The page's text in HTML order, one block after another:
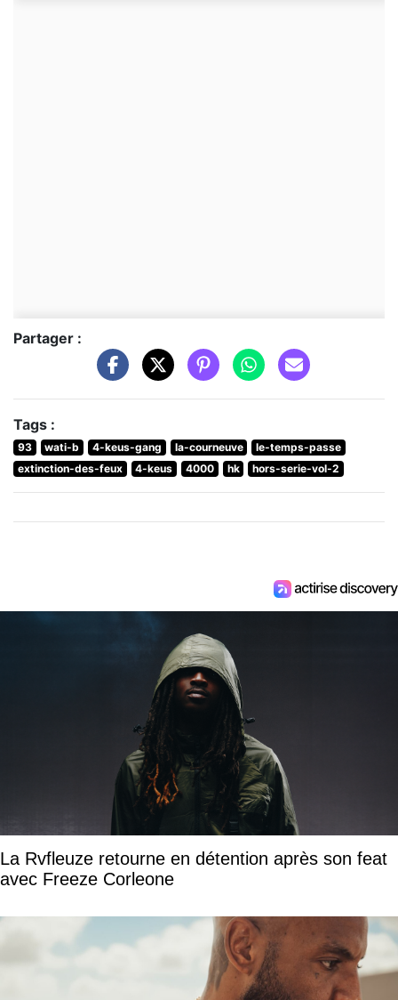
Partager :
Tags :
93 wati-b 4-keus-gang la-courneuve
le-temps-passe
extinction-des-feux
4-keus 4000 hk hors-serie-vol-2
La Rvfleuze retourne en détention après son feat
avec Freeze Corleone